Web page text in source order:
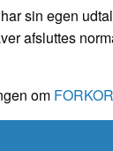
sin egen
afsluttes
om